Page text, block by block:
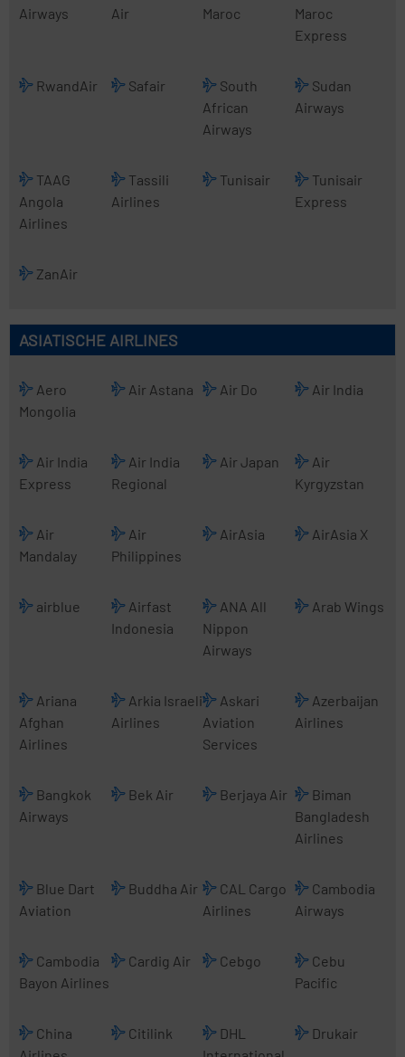
Airways Air Maroc
Maroc
Express
RwandAir Safair
South
African
Airways
Sudan
Airways
TAAG
Angola
Airlines
Tassili
Airlines
Tunisair
Tunisair
Express
ZanAir
ASIATISCHE AIRLINES
Aero
Mongolia
Air Astana Air Do Air India
Air India
Express
Air India
Regional
Air Japan
Air
Kyrgyzstan
Air
Mandalay
Air
Philippines
AirAsia AirAsia X
airblue
Airfast
Indonesia
ANA All
Nippon
Airways
Arab Wings
Ariana
Afghan
Airlines
Arkia Israeli
Airlines
Askari
Aviation
Services
Azerbaijan
Airlines
Bangkok
Airways
Bek Air Berjaya Air
Biman
Bangladesh
Airlines
Blue Dart
Aviation
Buddha Air
CAL Cargo
Airlines
Cambodia
Airways
Cambodia
Bayon Airlines
Cardig Air Cebgo
Cebu
Pacific
China
Citilink
DHL
Drukair